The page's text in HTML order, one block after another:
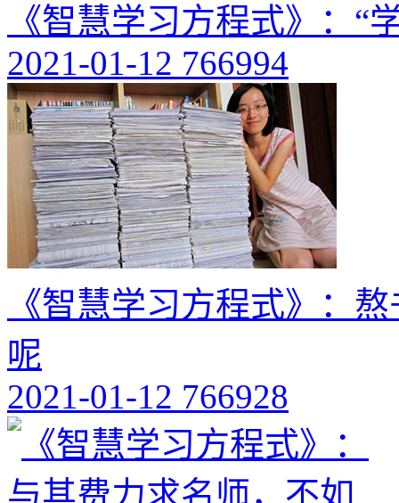
《智慧学习方程式》：“
2021-01-12 766994
《智慧学习方程式》：
呢
2021-01-12 766928